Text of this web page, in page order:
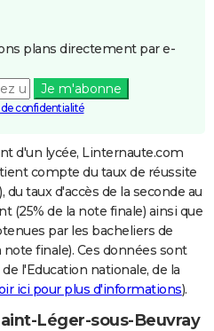
plans directement par e-
Je m'abonne
confidentialité
d'un lycée, Linternaute.com
compte du taux de réussite
du taux d'accès de la seconde au
(25% de la note finale) ainsi que
par les bacheliers de
finale). Ces données sont
l'Education nationale, de la
ici pour plus d'informations).
Léger-sous-Beuvray